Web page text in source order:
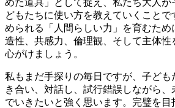
どもたちに使い方を教えていくこと
められる「人間らしい力」を育むため
造性、共感力、倫理観、そして主体性
心がけましょう。
私もまだ手探りの毎日ですが、子ども
き合い、対話し、試行錯誤しながら
でいきたいと強く思います。完璧を目